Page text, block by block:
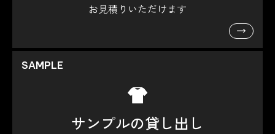
お見積りいただけます
SAMPLE
サンプルの貸し出し